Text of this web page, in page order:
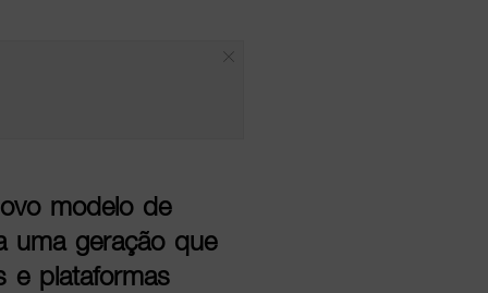
modelo de
uma geração que
e plataformas